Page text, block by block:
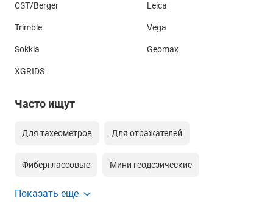
CST/Berger Leica
Trimble Vega
Sokkia Geomax
XGRIDS
Часто ищут
Для тахеометров Для отражателей
Фиберглассовые Мини геодезические
Для gnss Сборные геодезические
Показать еще